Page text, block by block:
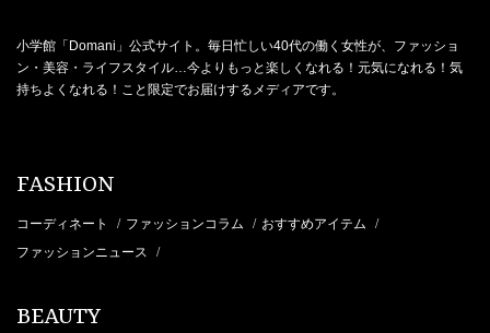
小学館「Domani」公式サイト。毎日忙しい40代の働く女性が、ファッショ
ン・美容・ライフスタイル…今よりもっと楽しくなれる！元気になれる！気
持ちよくなれる！こと限定でお届けするメディアです。
FASHION
コーディネート / ファッションコラム / おすすめアイテム /
ファッションニュース /
BEAUTY